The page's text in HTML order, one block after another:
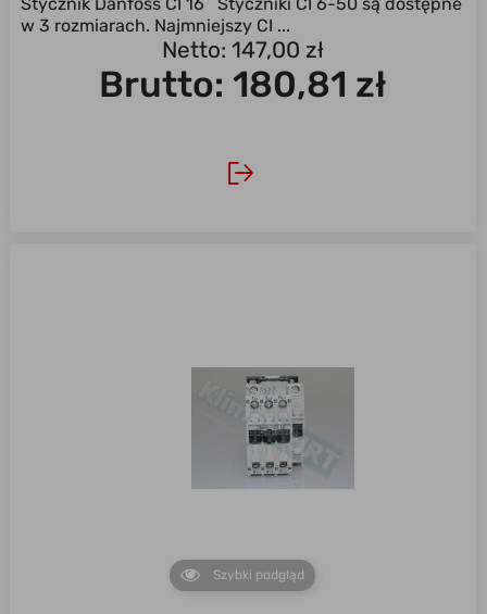
w 3 rozmiarach. Najmniejszy CI ...
Netto: 147,00 zł
Brutto:180,81 zł
Szybki podgląd